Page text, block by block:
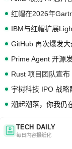
红帽在2026年
GitHub 再次爆发
潮起潮落，你我仍
TECH DAILY
每日内容报纸化